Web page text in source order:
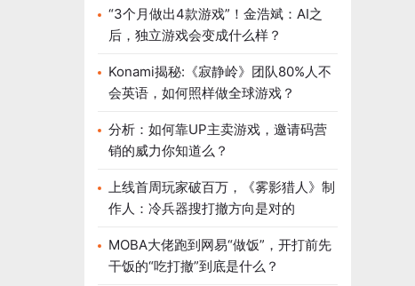
“3个月做出4款游戏”！金浩斌：AI之
后，独立游戏会变成什么样？
Konami揭秘:《寂静岭》团队80%人不
会英语，如何照样做全球游戏？
分析：如何靠UP主卖游戏，邀请码营
销的威力你知道么？
上线首周玩家破百万，《雾影猎人》制
作人：冷兵器搜打撤方向是对的
MOBA大佬跑到网易“做饭”，开打前先
干饭的“吃打撤”到底是什么？